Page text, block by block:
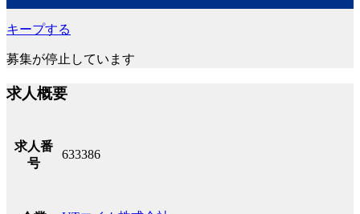
キープする
募集が停止しています
求人概要
求人番
号
633386